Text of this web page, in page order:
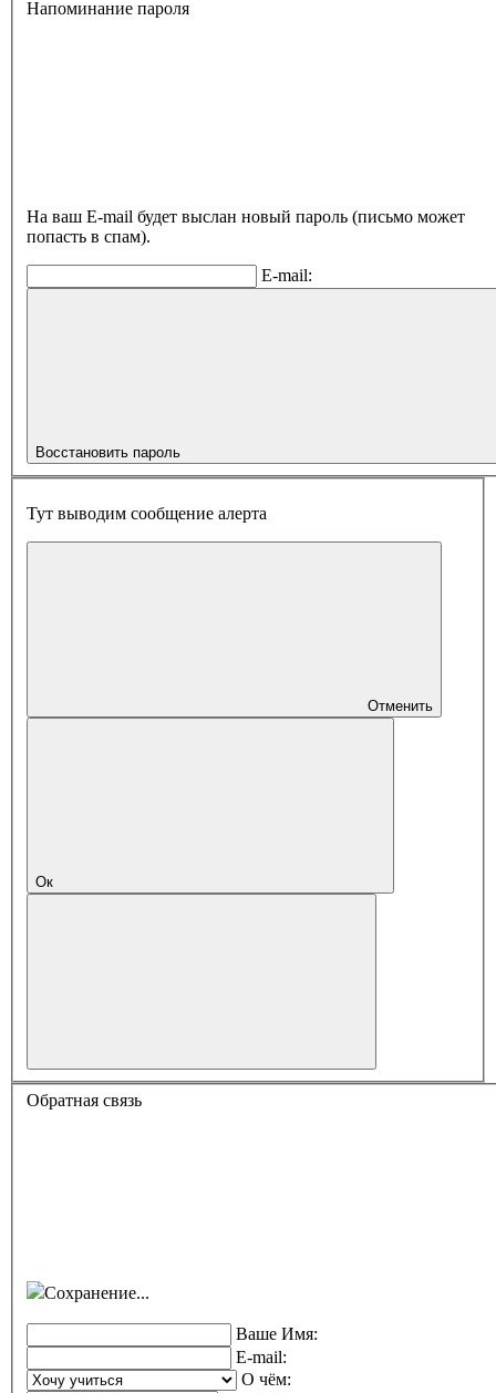
Напоминание пароля
На ваш E-mail будет выслан новый пароль (письмо может
попасть в спам).
E-mail:
Восстановить пароль
Тут выводим сообщение алерта
Отменить
Ок
Обратная связь
Сохранение...
Ваше Имя:
E-mail:
О чём: